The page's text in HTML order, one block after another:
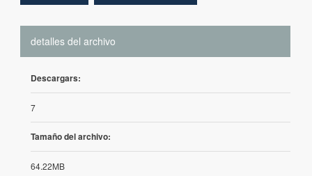
detalles del archivo
Descargars:
7
Tamaño del archivo:
64.22MB